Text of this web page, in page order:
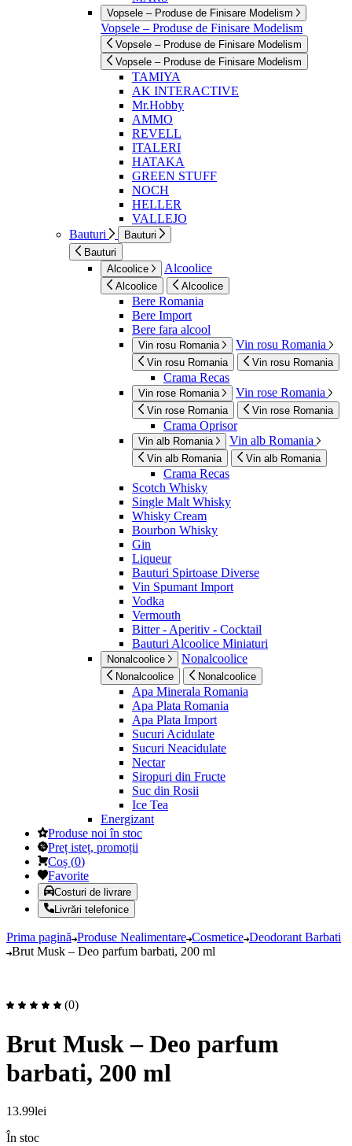
Vopsele – Produse de Finisare Modelism
Vopsele – Produse de Finisare Modelism
Vopsele – Produse de Finisare Modelism
Vopsele – Produse de Finisare Modelism
TAMIYA
AK INTERACTIVE
Mr.Hobby
AMMO
REVELL
ITALERI
HATAKA
GREEN STUFF
NOCH
HELLER
VALLEJO
Bauturi
Bauturi
Bauturi
Alcoolice
Alcoolice
Alcoolice Alcoolice
Bere Romania
Bere Import
Bere fara alcool
Vin rosu Romania Vin rosu Romania
Vin rosu Romania Vin rosu Romania
Crama Recas
Vin rose Romania Vin rose Romania
Vin rose Romania Vin rose Romania
Crama Oprisor
Vin alb Romania Vin alb Romania
Vin alb Romania Vin alb Romania
Crama Recas
Scotch Whisky
Single Malt Whisky
Whisky Cream
Bourbon Whisky
Gin
Liqueur
Bauturi Spirtoase Diverse
Vin Spumant Import
Vodka
Vermouth
Bitter - Aperitiv - Cocktail
Bauturi Alcoolice Miniaturi
Nonalcoolice Nonalcoolice
Nonalcoolice Nonalcoolice
Apa Minerala Romania
Apa Plata Romania
Apa Plata Import
Sucuri Acidulate
Sucuri Neacidulate
Nectar
Siropuri din Fructe
Suc din Rosii
Ice Tea
Energizant
Produse noi în stoc
Preț isteț, promoții
Coș (0)
Favorite
Costuri de livrare
Livrări telefonice
Prima pagină Produse Nealimentare Cosmetice Deodorant Barbati
Brut Musk – Deo parfum barbati, 200 ml
(0)
Brut Musk – Deo parfum
barbati, 200 ml
13.99lei
În stoc